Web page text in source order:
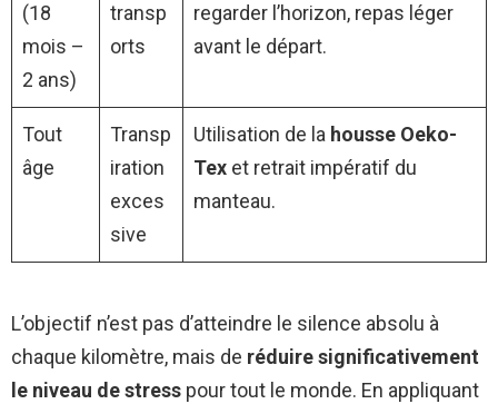
(18
mois –
2 ans)
transp
orts
regarder l’horizon, repas léger
avant le départ.
Tout
âge
Transp
iration
exces
sive
Utilisation de la housse Oeko-
Tex et retrait impératif du
manteau.
L’objectif n’est pas d’atteindre le silence absolu à
chaque kilomètre, mais de réduire significativement
le niveau de stress pour tout le monde. En appliquant